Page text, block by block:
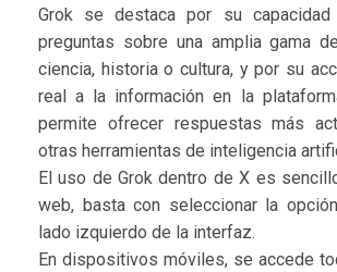
Grok se destaca por su
preguntas sobre una amplia gama
ciencia, historia o cultura, y por su
real a la información en la
permite ofrecer respuestas más
otras herramientas de inteligencia
El uso de Grok dentro de X es
web, basta con seleccionar la
lado izquierdo de la interfaz.
En dispositivos móviles, se accede